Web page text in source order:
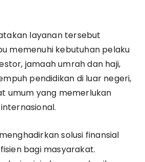
layanan tersebut
memenuhi kebutuhan pelaku
jamaah umrah dan haji,
pendidikan di luar negeri,
umum yang memerlukan
solusi finansial
bagi masyarakat.